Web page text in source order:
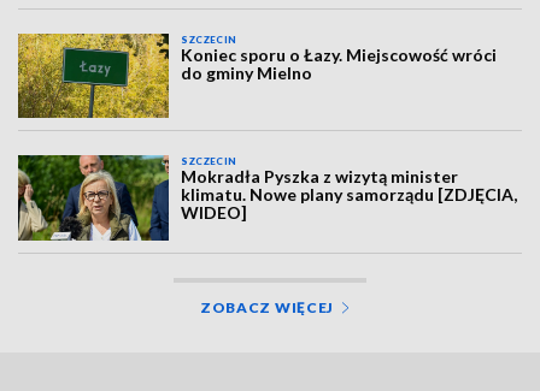
SZCZECIN
Koniec sporu o Łazy. Miejscowość wróci
do gminy Mielno
SZCZECIN
Mokradła Pyszka z wizytą minister
klimatu. Nowe plany samorządu [ZDJĘCIA,
WIDEO]
ZOBACZ WIĘCEJ